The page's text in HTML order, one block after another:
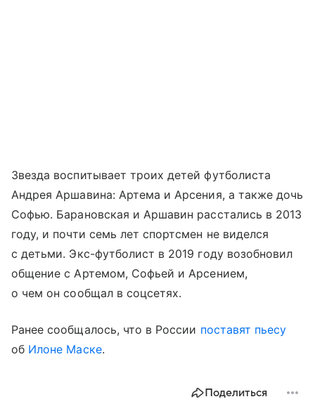
Звезда воспитывает троих детей футболиста
Андрея Аршавина: Артема и Арсения, а также дочь
Софью. Барановская и Аршавин расстались в 2013
году, и почти семь лет спортсмен не виделся
с детьми. Экс-футболист в 2019 году возобновил
общение с Артемом, Софьей и Арсением,
о чем он сообщал в соцсетях.
Ранее сообщалось, что в России поставят пьесу
об Илоне Маске.
Поделиться